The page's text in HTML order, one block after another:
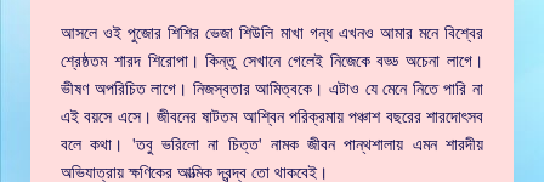
আসলে ওই পুজোর শিশির ভেজা শিউলি মাখা গন্ধ এখনও আমার মনে বিশ্বের
শ্রেষ্ঠতম শারদ শিরোপা। কিন্তু সেখানে গেলেই নিজেকে বড্ড অচেনা লাগে।
ভীষণ অপরিচিত লাগে। নিজস্বতার আমিত্বকে। এটাও যে মেনে নিতে পারি না
এই বয়সে এসে। জীবনের ষাটতম আশ্বিন পরিক্রমায় পঞ্চাশ বছরের শারদোৎসব
বলে কথা। 'তবু ভরিলো না চিত্ত' নামক জীবন পান্থশালায় এমন শারদীয়
অভিযাত্রায় ক্ষণিকের আত্মিক দ্বন্দ্ব তো থাকবেই।